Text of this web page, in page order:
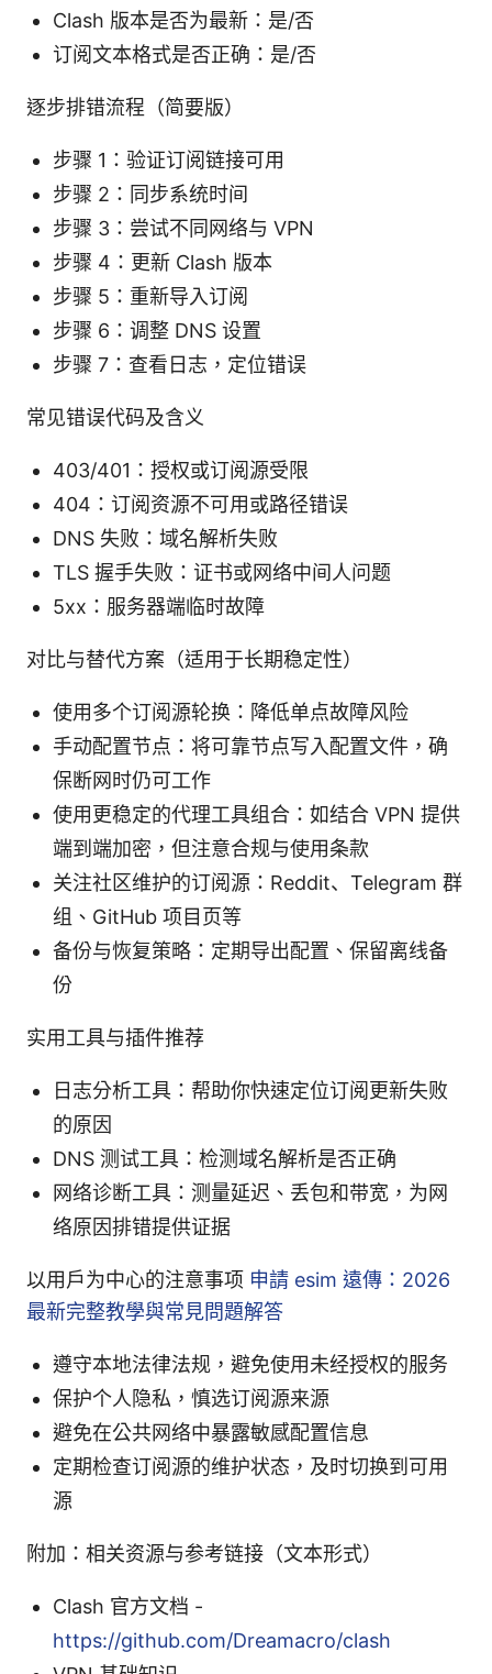
Clash 版本是否为最新：是/否
订阅文本格式是否正确：是/否
逐步排错流程（简要版）
步骤 1：验证订阅链接可用
步骤 2：同步系统时间
步骤 3：尝试不同网络与 VPN
步骤 4：更新 Clash 版本
步骤 5：重新导入订阅
步骤 6：调整 DNS 设置
步骤 7：查看日志，定位错误
常见错误代码及含义
403/401：授权或订阅源受限
404：订阅资源不可用或路径错误
DNS 失败：域名解析失败
TLS 握手失败：证书或网络中间人问题
5xx：服务器端临时故障
对比与替代方案（适用于长期稳定性）
使用多个订阅源轮换：降低单点故障风险
手动配置节点：将可靠节点写入配置文件，确
保断网时仍可工作
使用更稳定的代理工具组合：如结合 VPN 提供
端到端加密，但注意合规与使用条款
关注社区维护的订阅源：Reddit、Telegram 群
组、GitHub 项目页等
备份与恢复策略：定期导出配置、保留离线备
份
实用工具与插件推荐
日志分析工具：帮助你快速定位订阅更新失败
的原因
DNS 测试工具：检测域名解析是否正确
网络诊断工具：测量延迟、丢包和带宽，为网
络原因排错提供证据
以用户为中心的注意事项 申請 esim 遠傳：2026
最新完整教學與常見問題解答
遵守本地法律法规，避免使用未经授权的服务
保护个人隐私，慎选订阅源来源
避免在公共网络中暴露敏感配置信息
定期检查订阅源的维护状态，及时切换到可用
源
附加：相关资源与参考链接（文本形式）
Clash 官方文档 -
https://github.com/Dreamacro/clash